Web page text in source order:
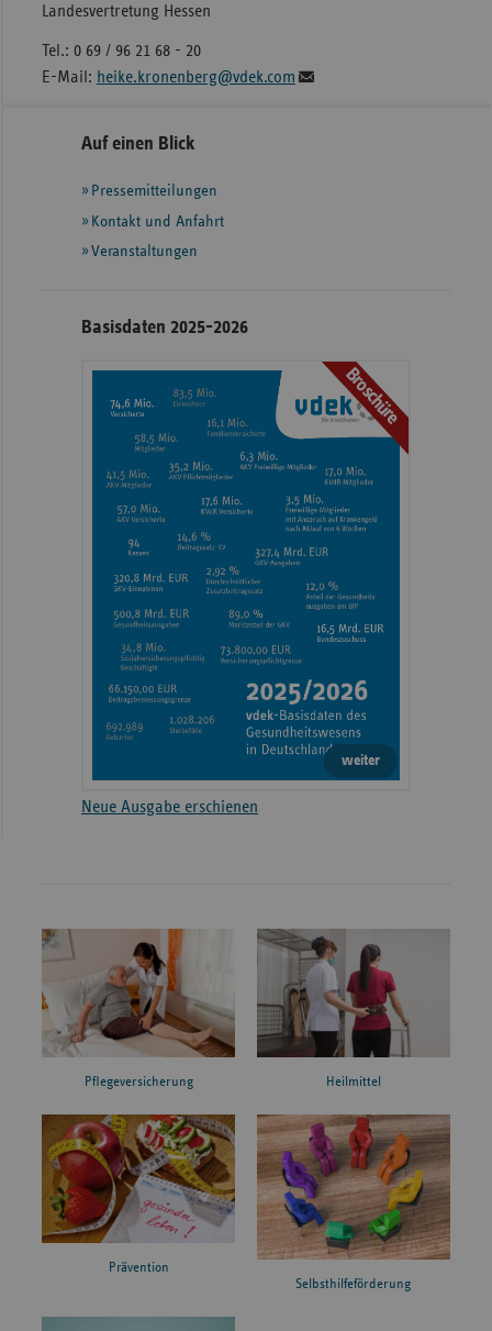
Landesvertretung Hessen
Tel.: 0 69 / 96 21 68 - 20
E-Mail: heike.kronenberg@vdek.com
Seitennavigation
Seitenleiste
weiteren
Informationen
Auf einen Blick
Pressemitteilungen
Kontakt und Anfahrt
Veranstaltungen
Basisdaten 2025-2026
Broschüre
weiter
Neue Ausgabe erschienen
Pflegeversicherung Heilmittel
Prävention
Selbsthilfeförderung